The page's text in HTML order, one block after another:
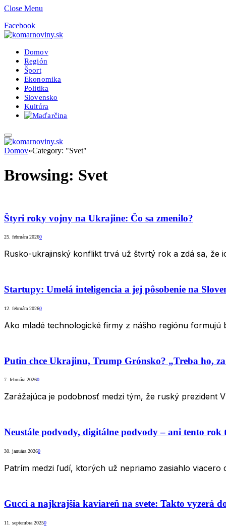
Close Menu
Facebook
Domov
Región
Šport
Ekonomika
Politika
Slovensko
Kultúra
Domov»Category: "Svet"
Browsing: Svet
Štyri roky vojny na Ukrajine: Čo sa zmenilo?
25. februára 20260
Rusko-ukrajinský konflikt trvá už štvrtý rok a zdá sa, že
Startupy: Umelá inteligencia a jej pôsobenie na
12. februára 20260
Ako mladé technologické firmy z nášho regiónu
Putin chce Ukrajinu, Trump Grónsko? „Treba ho,
7. februára 20260
Zarážajúca je podobnosť medzi tým, že ruský prezident
Neustále podvody, digitálne podvody – ani tento rok
30. januára 20260
Patrím medzi ľudí, ktorých už nepriamo zasiahlo
Gucci a najkrajšia kaviareň na svete: Takto vyzerá
11. septembra 20250